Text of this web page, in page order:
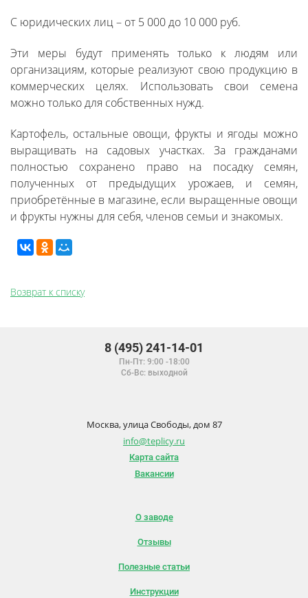
С юридических лиц – от 5 000 до 10 000 руб.
Эти меры будут применять только к людям или
организациям, которые реализуют свою продукцию в
коммерческих целях. Использовать свои семена
можно только для собственных нужд.
Картофель, остальные овощи, фрукты и ягоды можно
выращивать на садовых участках. За гражданами
полностью сохранено право на посадку семян,
полученных от предыдущих урожаев, и семян,
приобретённые в магазине, если выращенные овощи
и фрукты нужны для себя, членов семьи и знакомых.
Возврат к списку
8 (495) 241-14-01
Пн-Пт: 9:00 -18:00
Сб-Вс: выходной
Москва, улица Свободы, дом 87
info@teplicy.ru
Карта сайта
Вакансии
О заводе
Отзывы
Полезные статьи
Инструкции